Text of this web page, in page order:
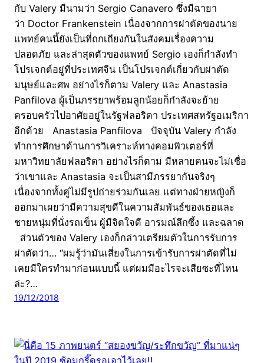
กับ Valery มีนามว่า Sergio Canavero ซึ่งมีฉายา
ว่า Doctor Frankenstein เนื่องจากการผ่าตัดของนาย
แพทย์คนนี้ยังเป็นที่ถกเถียงกันในสังคมเรื่องความ
ปลอดภัย และล่าสุดตัวของแพทย์ Sergio เองก็กำลังทำ
โปรเจกต์อยู่ที่ประเทศจีน เป็นโปรเจกต์เกี่ยวกับผ่าตัด
มนุษย์และศพ อย่างไรก็ตาม Valery และ Anastasia
Panfilova ผู้เป็นภรรยาพร้อมลูกน้อยก็กำลังจะย้าย
ครอบครัวไปอาศัยอยู่ในรัฐฟลอริดา ประเทศสหรัฐอเมริกา
อีกด้วย Anastasia Panfilova ปัจจุบัน Valery กำลัง
ทำการศึกษาด้านการวิเคราะห์ทางคอมพิวเตอร์ที่
มหาวิทยาลัยฟลอริดา อย่างไรก็ตาม มีหลายคนจะไม่เชื่อ
ว่าเขาและ Anastasia จะเป็นสามีภรรยากันจริงๆ
เนื่องจากทั้งคู่ไม่มีรูปถ่ายร่วมกันเลย แต่ทางฝ่ายหญิงก็
ออกมาเผยว่ามีความสุขดีในความสัมพันธ์ของเธอและ
ชายหนุ่มที่นั่งรถเข็น ผู้มีจิตใจดี อารมณ์ลึกซึ้ง และฉลาด
ส่วนตัวของ Valery เองก็กล่าวเตรียมตัวในการรับการ
ผ่าตัดว่า… “ผมรู้ว่ามันเสี่ยงในการเข้ารับการผ่าตัดที่ไม่
เคยมีใครทำมาก่อนแบบนี้ แต่ผมมีอะไรจะเสียซะที่ไหน
ล่ะ?…
19/12/2018